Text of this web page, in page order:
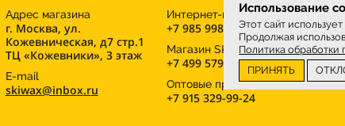
Адрес магазина
г. Москва, ул.
Кожевническая, д7 стр.1
ТЦ «Кожевники», 3 этаж
E-mail
skiwax@inbox.ru
Интернет-магазин
+7 985 998-96-71
Магазин SKIWAX sport
+7 499 579-30-41
Оптовые продажи
+7 915 329-99-24
Мы
Использование
Этот сайт
Продолжая
Политика обработки
ПРИНЯТЬ